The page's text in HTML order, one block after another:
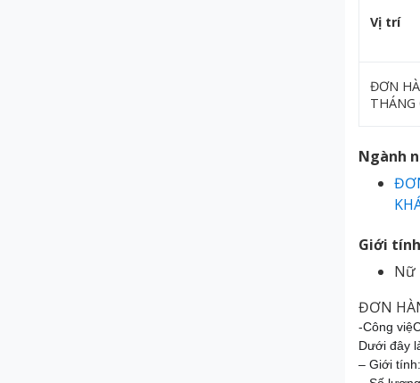
Vị trí
ĐƠN
THÁNG
Ngành
Giới tính
Nữ
ĐƠN
-Công
Dưới đây
– Giới